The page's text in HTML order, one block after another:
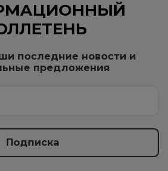
последние новости и
предложения